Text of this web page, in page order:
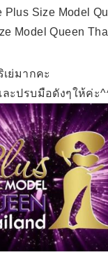
Plus Size Model
Model Queen
ย่มากคะ
ะปรบมือดังๆให้ค่ะ